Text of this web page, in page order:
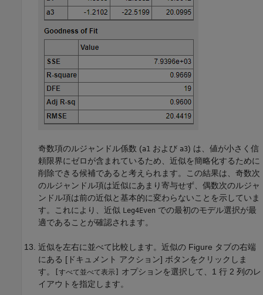
奇数項のルジャンドル係数 (a1 および a3) は、値が小さく信
頼限界にゼロが含まれているため、近似を簡略化するために
削除できる候補であると考えられます。この結果は、奇数次
のルジャンドル項は近似にあまり寄与せず、偶数次のルジャ
ンドル項は前の近似と基本的に変わらないことを示していま
す。これにより、近似 Leg4Even での最初のモデル選択が最
適であることが確認されます。
近似を左右に並べて比較します。近似の Figure タブの右端
にある [ドキュメント アクション] ボタンをクリックしま
す。
[すべて並べて表示]
オプションを選択して、1 行 2 列のレ
イアウトを指定します。